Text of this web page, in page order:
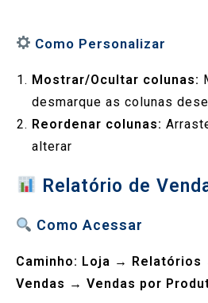
Como Personalizar
Mostrar/Ocultar colunas:
desmarque as colunas
Reordenar colunas:
alterar
Relatório de
Como Acessar
Caminho: Loja → Relatórios
Vendas → Vendas por